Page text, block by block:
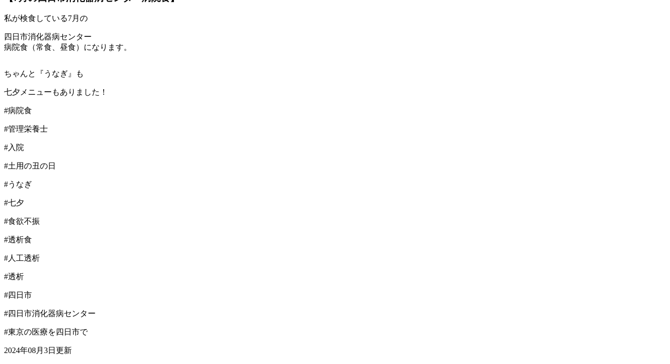
私が検食している7月の
四日市消化器病センター
病院食（常食、昼食）になります。
ちゃんと『うなぎ』も
七夕メニューもありました！
#病院食
#管理栄養士
#入院
#土用の丑の日
#うなぎ
#七夕
#食欲不振
#透析食
#人工透析
#透析
#四日市
#四日市消化器病センター
#東京の医療を四日市で
2024年08月3日更新